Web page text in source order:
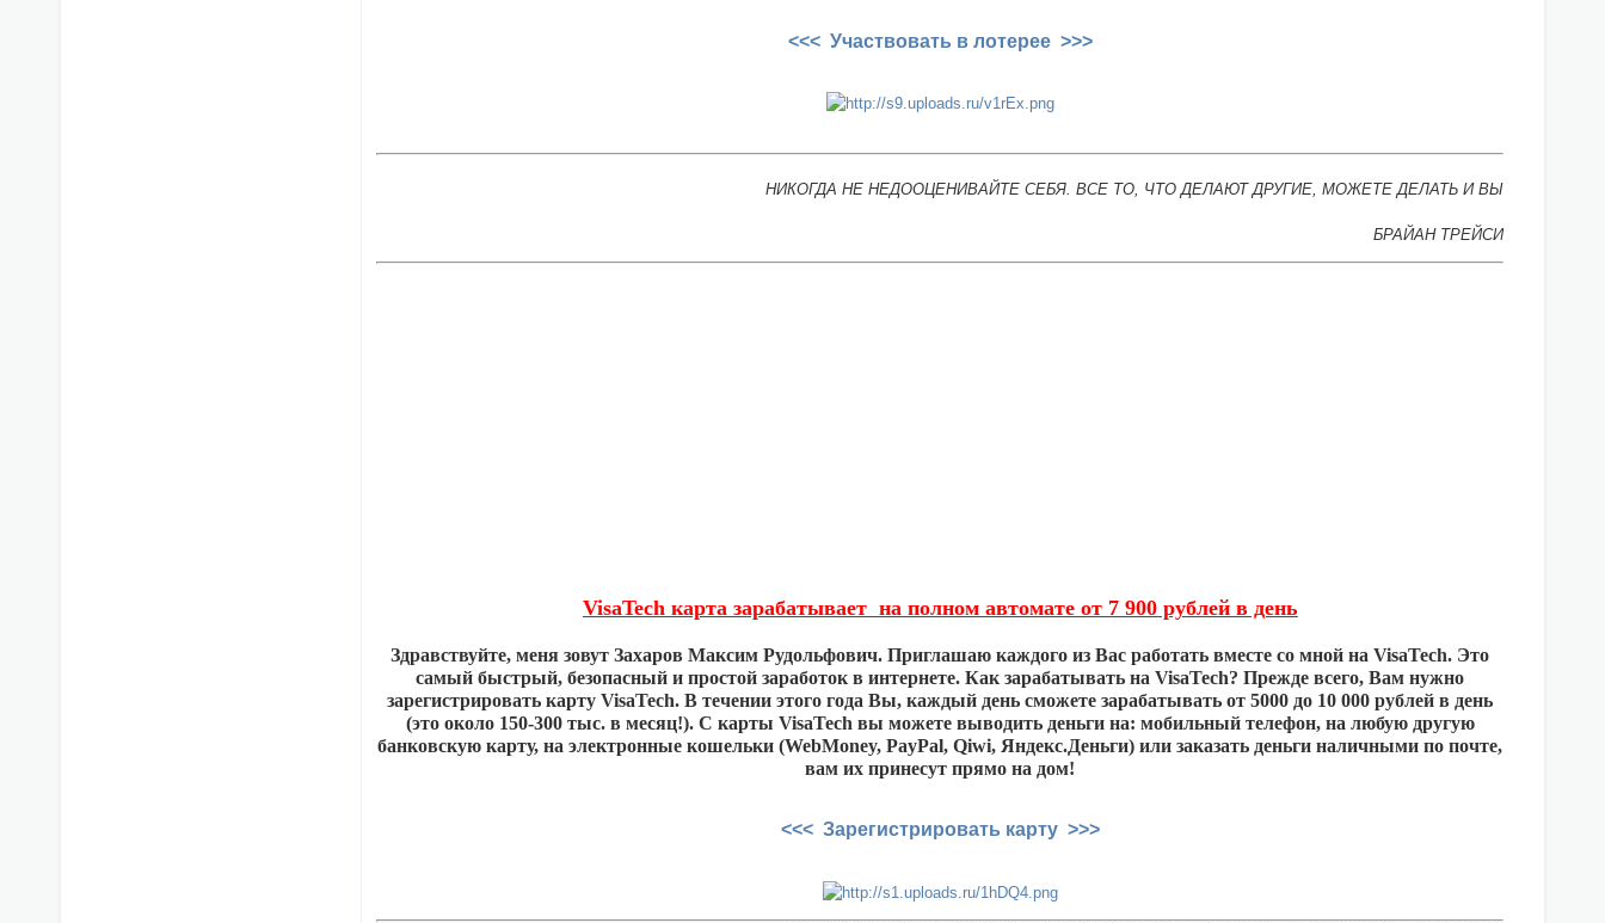
<<< Участвовать в лотерее >>>
НИКОГДА НЕ НЕДООЦЕНИВАЙТЕ СЕБЯ. ВСЕ ТО, ЧТО ДЕЛАЮТ ДРУГИЕ, МОЖЕТЕ ДЕЛАТЬ И ВЫ
БРАЙАН ТРЕЙСИ
VisaTech карта зарабатывает на полном автомате от 7 900 рублей в день
Здравствуйте, меня зовут Захаров Максим Рудольфович. Приглашаю каждого из Вас работать вместе со мной на VisaTech. Это
самый быстрый, безопасный и простой заработок в интернете. Как зарабатывать на VisaTech? Прежде всего, Вам нужно
зарегистрировать карту VisaTech. В течении этого года Вы, каждый день сможете зарабатывать от 5000 до 10 000 рублей в день
(это около 150-300 тыс. в месяц!). С карты VisaTech вы можете выводить деньги на: мобильный телефон, на любую другую
банковскую карту, на электронные кошельки (WebMoney, PayPal, Qiwi, Яндекс.Деньги) или заказать деньги наличными по почте,
вам их принесут прямо на дом!
<<< Зарегистрировать карту >>>